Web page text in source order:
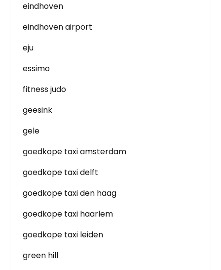
eindhoven
eindhoven airport
eju
essimo
fitness judo
geesink
gele
goedkope taxi amsterdam
goedkope taxi delft
goedkope taxi den haag
goedkope taxi haarlem
goedkope taxi leiden
green hill